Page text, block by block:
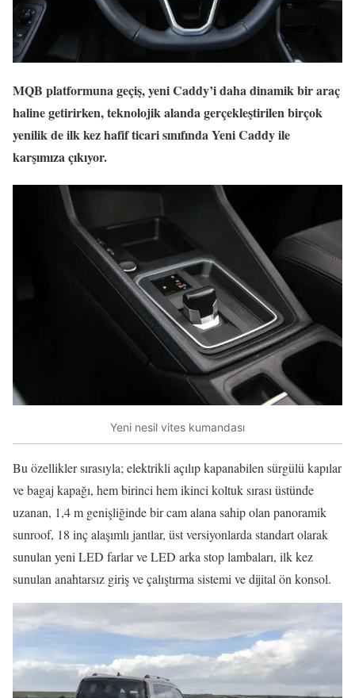
MQB platformuna geçiş, yeni Caddy’i daha dinamik bir araç
haline getirirken, teknolojik alanda gerçekleştirilen birçok
yenilik de ilk kez hafif ticari sınıfında Yeni Caddy ile
karşımıza çıkıyor.
Yeni nesil vites kumandası
Bu özellikler sırasıyla; elektrikli açılıp kapanabilen sürgülü kapılar
ve bagaj kapağı, hem birinci hem ikinci koltuk sırası üstünde
uzanan, 1,4 m genişliğinde bir cam alana sahip olan panoramik
sunroof, 18 inç alaşımlı jantlar, üst versiyonlarda standart olarak
sunulan yeni LED farlar ve LED arka stop lambaları, ilk kez
sunulan anahtarsız giriş ve çalıştırma sistemi ve dijital ön konsol.